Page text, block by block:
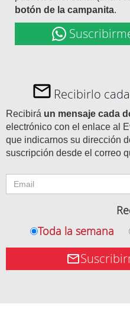
botón de la campanita.
Recibirlo
Recibirá un mensaje cada
electrónico con el enlace al
que indicarnos su dirección
suscripción desde el correo
Toda la semana